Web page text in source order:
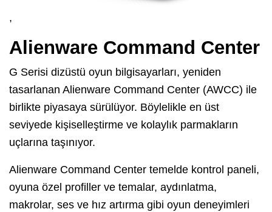
,
Alienware Command Center
G Serisi dizüstü oyun bilgisayarları, yeniden
tasarlanan Alienware Command Center (AWCC) ile
birlikte piyasaya sürülüyor. Böylelikle en üst
seviyede kişiselleştirme ve kolaylık parmakların
uçlarına taşınıyor.
Alienware Command Center temelde kontrol paneli,
oyuna özel profiller ve temalar, aydınlatma,
makrolar, ses ve hız artırma gibi oyun deneyimleri